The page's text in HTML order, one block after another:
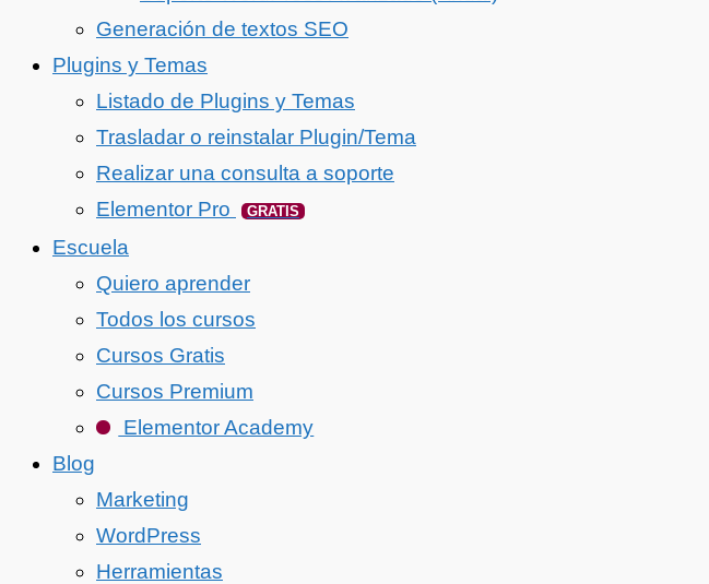
Generación de textos SEO
Plugins y Temas
Listado de Plugins y Temas
Trasladar o reinstalar Plugin/Tema
Realizar una consulta a soporte
Elementor Pro
GRATIS
Escuela
Quiero aprender
Todos los cursos
Cursos Gratis
Cursos Premium
Elementor Academy
Blog
Marketing
WordPress
Herramientas